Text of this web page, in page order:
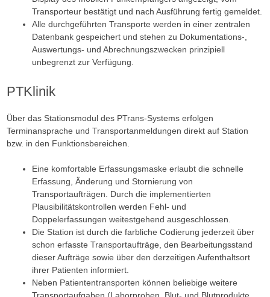
Transporteur bestätigt und nach Ausführung fertig gemeldet.
Alle durchgeführten Transporte werden in einer zentralen
Datenbank gespeichert und stehen zu Dokumentations-,
Auswertungs- und Abrechnungszwecken prinzipiell
unbegrenzt zur Verfügung.
PTKlinik
Über das Stationsmodul des PTrans-Systems erfolgen
Terminansprache und Transportanmeldungen direkt auf Station
bzw. in den Funktionsbereichen.
Eine komfortable Erfassungsmaske erlaubt die schnelle
Erfassung, Änderung und Stornierung von
Transportaufträgen. Durch die implementierten
Plausibilitätskontrollen werden Fehl- und
Doppelerfassungen weitestgehend ausgeschlossen.
Die Station ist durch die farbliche Codierung jederzeit über
schon erfasste Transportaufträge, den Bearbeitungsstand
dieser Aufträge sowie über den derzeitigen Aufenthaltsort
ihrer Patienten informiert.
Neben Patiententransporten können beliebige weitere
Transportaufgaben (Laborproben, Blut- und Blutprodukte,